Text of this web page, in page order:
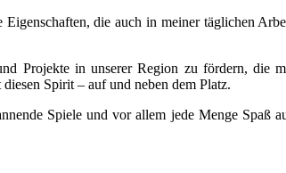
die auch in meiner täglichen
Projekte in unserer Region zu fördern, die
Spirit – auf und neben dem Platz.
Spiele und vor allem jede Menge Spaß